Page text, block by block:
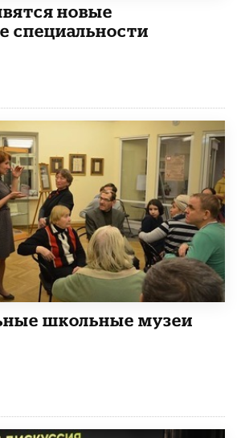
новые
специальности
школьные музеи